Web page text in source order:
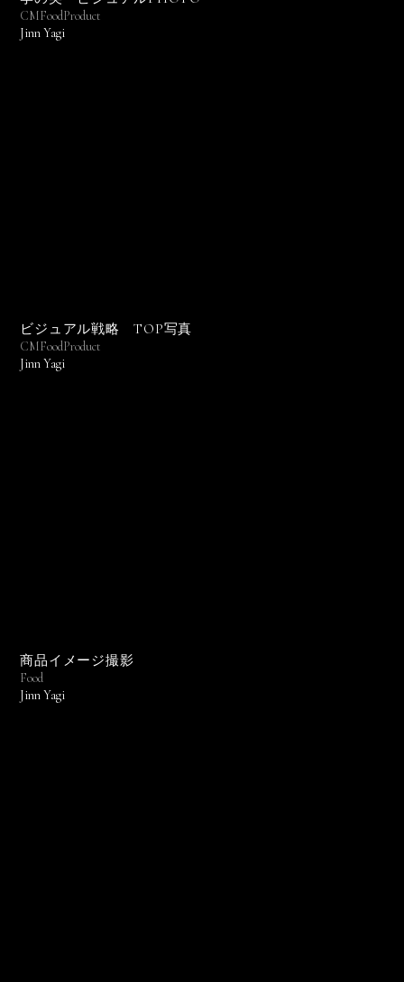
CMFoodProduct
Jinn Yagi
ビジュアル戦略 TOP写真
CMFoodProduct
Jinn Yagi
商品イメージ撮影
Food
Jinn Yagi